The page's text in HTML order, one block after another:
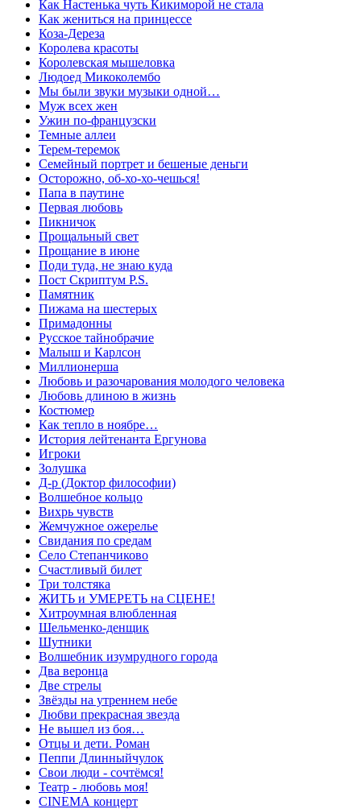
Как Настенька чуть Кикиморой не стала
Как жениться на принцессе
Коза-Дереза
Королева красоты
Королевская мышеловка
Людоед Микоколембо
Мы были звуки музыки одной…
Муж всех жен
Ужин по-французски
Темные аллеи
Терем-теремок
Семейный портрет и бешеные деньги
Осторожно, об-хо-хо-чешься!
Папа в паутине
Первая любовь
Пикничок
Прощальный свет
Прощание в июне
Поди туда, не знаю куда
Пост Скриптум P.S.
Памятник
Пижама на шестерых
Примадонны
Русское тайнобрачие
Малыш и Карлсон
Миллионерша
Любовь и разочарования молодого человека
Любовь длиною в жизнь
Костюмер
Как тепло в ноябре…
История лейтенанта Ергунова
Игроки
Золушка
Д-р (Доктор философии)
Волшебное кольцо
Вихрь чувств
Жемчужное ожерелье
Свидания по средам
Село Степанчиково
Счастливый билет
Три толстяка
ЖИТЬ и УМЕРЕТЬ на СЦЕНЕ!
Хитроумная влюбленная
Шельменко-денщик
Шутники
Волшебник изумрудного города
Два веронца
Две стрелы
Звёзды на утреннем небе
Любви прекрасная звезда
Не вышел из боя…
Отцы и дети. Роман
Пеппи Длинныйчулок
Свои люди - сочтёмся!
Театр - любовь моя!
СINЕМА концерт